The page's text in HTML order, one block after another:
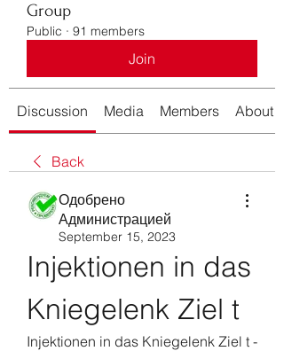
Group
Public · 91 members
Join
Discussion Media Members About
Back
Одобрено
Администрацией
September 15, 2023
Injektionen in das
Kniegelenk Ziel t
Injektionen in das Kniegelenk Ziel t -